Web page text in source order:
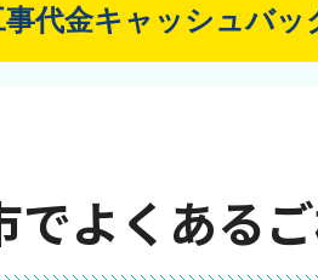
事代金キャッシュバッ
でよくある